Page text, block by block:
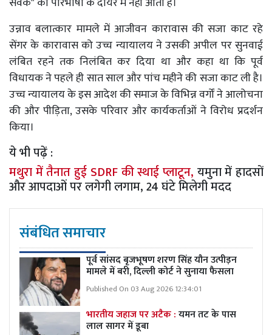
उन्नाव बलात्कार मामले में आजीवन कारावास की सजा काट रहे
सेंगर के कारावास को उच्च न्यायालय ने उसकी अपील पर सुनवाई
लंबित रहने तक निलंबित कर दिया था और कहा था कि पूर्व
विधायक ने पहले ही सात साल और पांच महीने की सजा काट ली है।
उच्च न्यायालय के इस आदेश की समाज के विभिन्न वर्गों ने आलोचना
की और पीड़िता, उसके परिवार और कार्यकर्ताओं ने विरोध प्रदर्शन
किया।
ये भी पढ़ें :
मथुरा में तैनात हुई SDRF की स्थाई प्लाटून, यमुना में हादसों
और आपदाओं पर लगेगी लगाम, 24 घंटे मिलेगी मदद
संबंधित समाचार
पूर्व सांसद बृजभूषण शरण सिंह यौन उत्पीड़न
मामले में बरी, दिल्ली कोर्ट ने सुनाया फैसला
Published On 03 Aug 2026 12:34:01
भारतीय जहाज पर अटैक :यमन तट के पास
लाल सागर में डूबा